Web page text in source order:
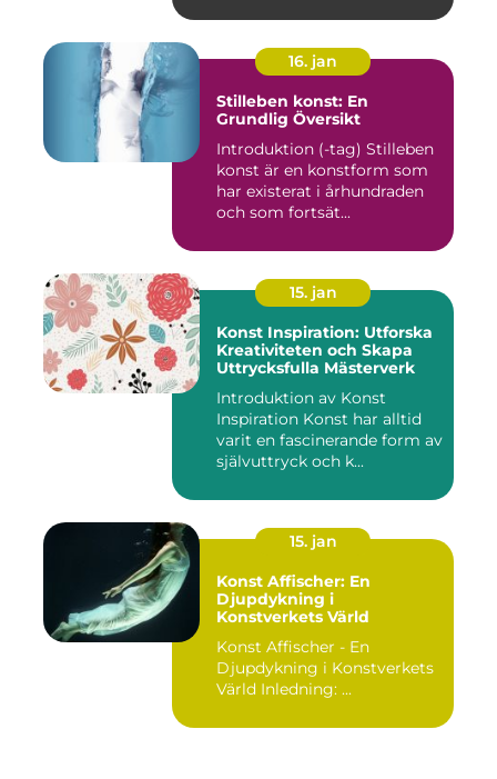
16. jan
Stilleben konst: En
Grundlig Översikt
Introduktion (-tag) Stilleben
konst är en konstform som
har existerat i århundraden
och som fortsät...
15. jan
Konst Inspiration: Utforska
Kreativiteten och Skapa
Uttrycksfulla Mästerverk
Introduktion av Konst
Inspiration Konst har alltid
varit en fascinerande form av
självuttryck och k...
15. jan
Konst Affischer: En
Djupdykning i
Konstverkets Värld
Konst Affischer - En
Djupdykning i Konstverkets
Värld Inledning: ...